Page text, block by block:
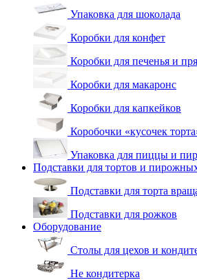
Упаковка для шоколада
Коробки для конфет
Коробки для печенья и
Коробки для макаронс
Коробки для капкейков
Коробочки «кусочек
Упаковка для пиццы и
Подставки для тортов и
Подставки для торта
Подставки для рожков
Оборудование
Столы для цехов и
Не кондитерка